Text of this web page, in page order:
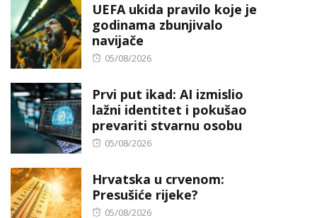
UEFA ukida pravilo koje je
godinama zbunjivalo
navijače
Posted
05/08/2026
Prvi put ikad: AI izmislio
lažni identitet i pokušao
prevariti stvarnu osobu
Posted
05/08/2026
Hrvatska u crvenom:
Presušiće rijeke?
Posted
05/08/2026